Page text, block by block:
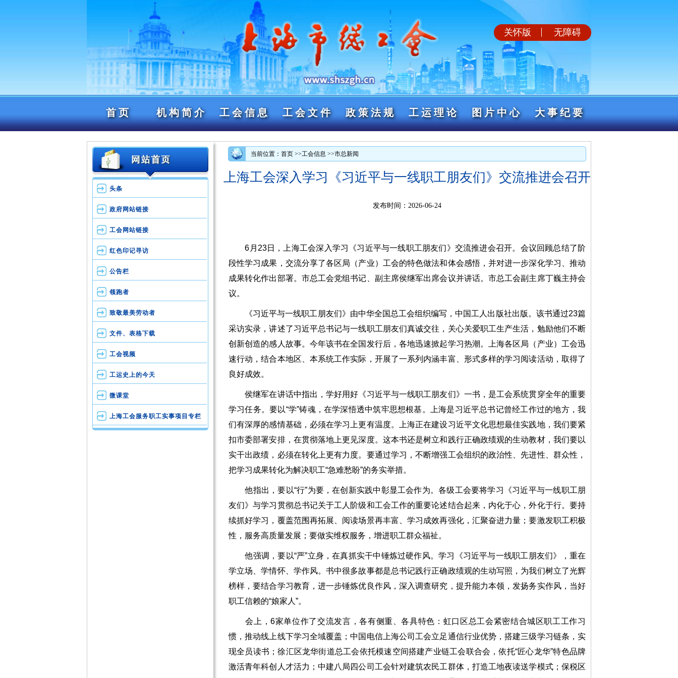
关怀版 无障碍
首页 机构简介 工会信息 工会文件 政策法规 工运理论 图片中心 大事纪要
头条
政府网站链接
工会网站链接
红色印记寻访
公告栏
领跑者
致敬最美劳动者
文件、表格下载
工会视频
工运史上的今天
微课堂
上海工会服务职工实事项目专栏
当前位置：首页 >>工会信息 >>市总新闻
上海工会深入学习《习近平与一线职工朋友们》交流推进会召开
发布时间：2026-06-24
6月23日，上海工会深入学习《习近平与一线职工朋友们》交流推进会召开。会议回顾总结了阶
段性学习成果，交流分享了各区局（产业）工会的特色做法和体会感悟，并对进一步深化学习、推动
成果转化作出部署。市总工会党组书记、副主席侯继军出席会议并讲话。市总工会副主席丁巍主持会
议。
《习近平与一线职工朋友们》由中华全国总工会组织编写，中国工人出版社出版。该书通过23篇
采访实录，讲述了习近平总书记与一线职工朋友们真诚交往，关心关爱职工生产生活，勉励他们不断
创新创造的感人故事。今年该书在全国发行后，各地迅速掀起学习热潮。上海各区局（产业）工会迅
速行动，结合本地区、本系统工作实际，开展了一系列内涵丰富、形式多样的学习阅读活动，取得了
良好成效。
侯继军在讲话中指出，学好用好《习近平与一线职工朋友们》一书，是工会系统贯穿全年的重要
学习任务。要以“学”铸魂，在学深悟透中筑牢思想根基。上海是习近平总书记曾经工作过的地方，我
们有深厚的感情基础，必须在学习上更有温度。上海正在建设习近平文化思想最佳实践地，我们要紧
扣市委部署安排，在贯彻落地上更见深度。这本书还是树立和践行正确政绩观的生动教材，我们要以
实干出政绩，必须在转化上更有力度。要通过学习，不断增强工会组织的政治性、先进性、群众性，
把学习成果转化为解决职工“急难愁盼”的务实举措。
他指出，要以“行”为要，在创新实践中彰显工会作为。各级工会要将学习《习近平与一线职工朋
友们》与学习贯彻总书记关于工人阶级和工会工作的重要论述结合起来，内化于心，外化于行。要持
续抓好学习，覆盖范围再拓展、阅读场景再丰富、学习成效再强化，汇聚奋进力量；要激发职工积极
性，服务高质量发展；要做实维权服务，增进职工群众福祉。
他强调，要以“严”立身，在真抓实干中锤炼过硬作风。学习《习近平与一线职工朋友们》，重在
学立场、学情怀、学作风。书中很多故事都是总书记践行正确政绩观的生动写照，为我们树立了光辉
榜样，要结合学习教育，进一步锤炼优良作风，深入调查研究，提升能力本领，发扬务实作风，当好
职工信赖的“娘家人”。
会上，6家单位作了交流发言，各有侧重、各具特色：虹口区总工会紧密结合城区职工工作习
惯，推动线上线下学习全域覆盖；中国电信上海公司工会立足通信行业优势，搭建三级学习链条，实
现全员读书；徐汇区龙华街道总工会依托模速空间搭建产业链工会联合会，依托“匠心龙华”特色品牌
激活青年科创人才活力；中建八局四公司工会针对建筑农民工群体，打造工地夜读送学模式；保税区